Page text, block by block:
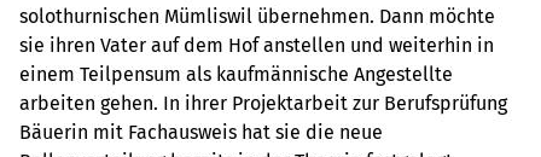
solothurnischen Mümliswil übernehmen. Dann möchte
sie ihren Vater auf dem Hof anstellen und weiterhin in
einem Teilpensum als kaufmännische Angestellte
arbeiten gehen. In ihrer Projektarbeit zur Berufsprüfung
Bäuerin mit Fachausweis hat sie die neue